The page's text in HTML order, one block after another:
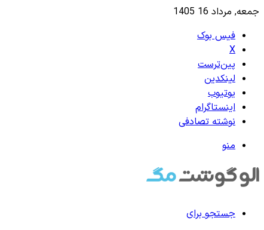
جمعه, مرداد 16 1405
فیس بوک
X
‫پین‌ترست
لینکدین
یوتیوب
اینستاگرام
نوشته تصادفی
منو
جستجو برای